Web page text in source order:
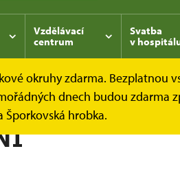
Vzdělávací
centrum
Svatba
v
okruhy zdarma. Bezplatnou
dnech budou zdarma
Šporkovská hrobka.
co u nás roste...